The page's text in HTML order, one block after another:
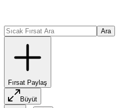
Ara
Fırsat Paylaş
Büyüt